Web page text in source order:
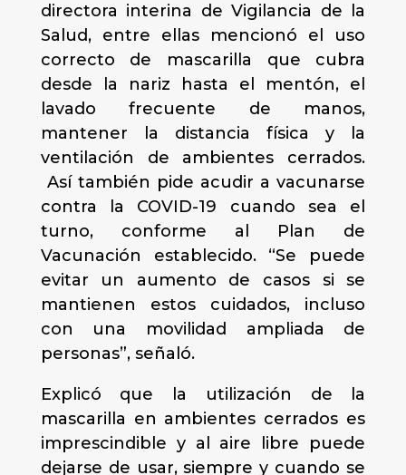
directora interina de Vigilancia de la
Salud, entre ellas mencionó el uso
correcto de mascarilla que cubra
desde la nariz hasta el mentón, el
lavado frecuente de manos,
mantener la distancia física y la
ventilación de ambientes cerrados.
Así también pide acudir a vacunarse
contra la COVID-19 cuando sea el
turno, conforme al Plan de
Vacunación establecido. “Se puede
evitar un aumento de casos si se
mantienen estos cuidados, incluso
con una movilidad ampliada de
personas”, señaló.
Explicó que la utilización de la
mascarilla en ambientes cerrados es
imprescindible y al aire libre puede
dejarse de usar, siempre y cuando se